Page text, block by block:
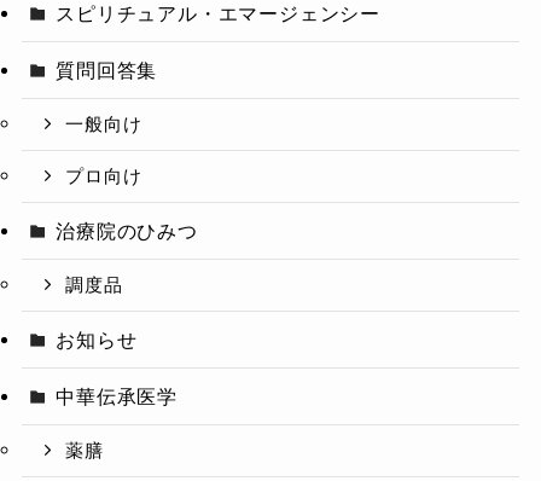
スピリチュアル・エマージェンシー
質問回答集
一般向け
プロ向け
治療院のひみつ
調度品
お知らせ
中華伝承医学
薬膳